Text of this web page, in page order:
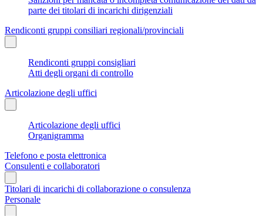
parte dei titolari di incarichi dirigenziali
Rendiconti gruppi consiliari regionali/provinciali
Rendiconti gruppi consigliari
Atti degli organi di controllo
Articolazione degli uffici
Articolazione degli uffici
Organigramma
Telefono e posta elettronica
Consulenti e collaboratori
Titolari di incarichi di collaborazione o consulenza
Personale